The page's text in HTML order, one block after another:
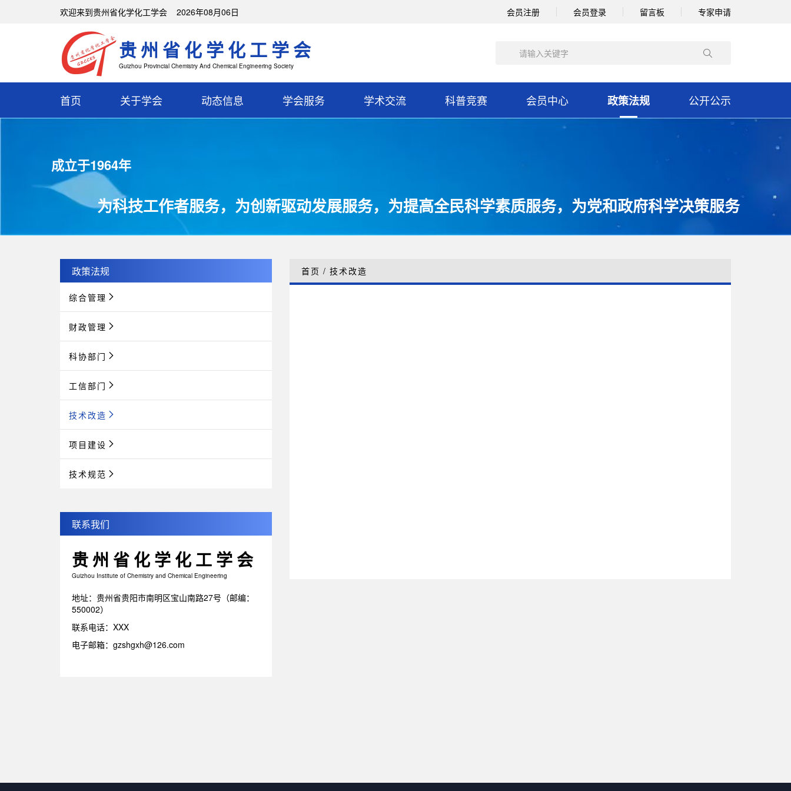
欢迎来到贵州省化学化工学会 2026年08月06日 会员注册 会员登录 留言板 专家申请
贵州省化学化工学会
Guizhou Provincial Chemistry And Chemical Engineering Society
首页 关于学会 动态信息 学会服务 学术交流 科普竞赛 会员中心 政策法规 公开公示
成立于1964年
为科技工作者服务，为创新驱动发展服务，为提高全民科学素质服务，为党和政府科学决策服务
政策法规
综合管理
财政管理
科协部门
工信部门
技术改造
项目建设
技术规范
联系我们
贵州省化学化工学会
Guizhou Institute of Chemistry and Chemical Engineering
地址：贵州省贵阳市南明区宝山南路27号（邮编：
550002）
联系电话：XXX
电子邮箱：gzshgxh@126.com
首页 / 技术改造